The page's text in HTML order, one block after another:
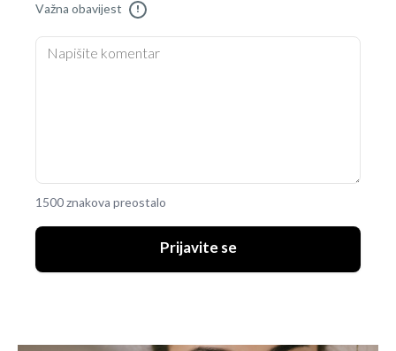
Važna obavijest !
1500 znakova preostalo
Prijavite se